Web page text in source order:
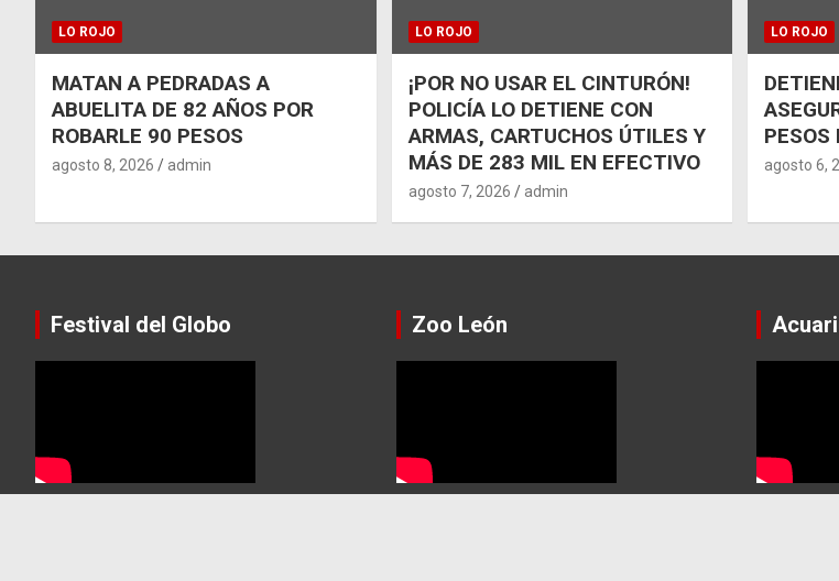
LO ROJO
MATAN A PEDRADAS A
ABUELITA DE 82 AÑOS POR
ROBARLE 90 PESOS
agosto 8, 2026 admin
LO ROJO
¡POR NO USAR EL CINTURÓN!
POLICÍA LO DETIENE CON
ARMAS, CARTUCHOS ÚTILES Y
MÁS DE 283 MIL EN EFECTIVO
agosto 7, 2026 admin
LO ROJO
PESOS
agosto 6,
Festival del Globo Zoo León